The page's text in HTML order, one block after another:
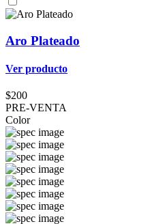
Aro Plateado
Ver producto
$200
PRE-VENTA
Color